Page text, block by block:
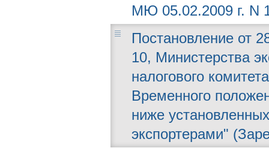
МЮ 05.02.2009 г. N
Постановление от
10, Министерства
налогового
Временного
ниже
экспортерами"